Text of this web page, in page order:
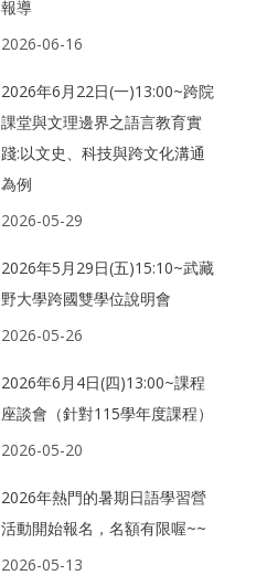
報導
2026-06-16
2026年6月22日(一)13:00~跨院
課堂與文理邊界之語言教育實
踐:以文史、科技與跨文化溝通
為例
2026-05-29
2026年5月29日(五)15:10~武藏
野大學跨國雙學位說明會
2026-05-26
2026年6月4日(四)13:00~課程
座談會（針對115學年度課程）
2026-05-20
2026年熱門的暑期日語學習營
活動開始報名，名額有限喔~~
2026-05-13